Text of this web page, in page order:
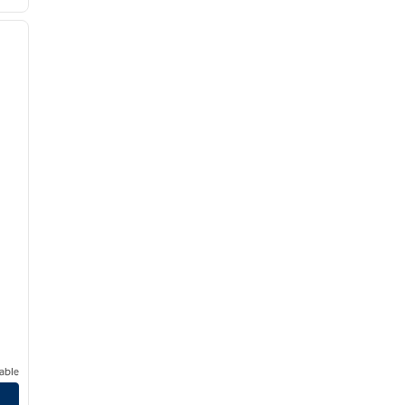
siguiente imagen